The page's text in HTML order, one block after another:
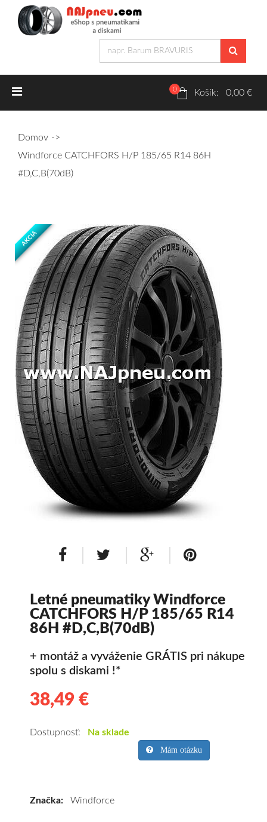
Letné pneumatiky
Dodávkové + malé úžitkové
Osobné/crossover + malé úžitkové
SUV/crossover + OFFRoad-ové
Dodávkové + malé úžitkové
Celoročné pneumatiky
Osobné/crossover + malé úžitkové
SUV/crossover + OFFRoad-ové
Dodávkové + malé úžitkové
Disky
Hliníkové / ALU disky / Elektróny
Plechové
Puklice na kolesá Kontakt
0 Košík: 0,00 €
Domov
Windforce CATCHFORS H/P 185/65 R14 86H
#D,C,B(70dB)
AKCIA
Letné pneumatiky Windforce
CATCHFORS H/P 185/65 R14
86H #D,C,B(70dB)
+ montáž a vyváženie GRÁTIS pri nákupe
spolu s diskami !*
38,49 €
pneumatiky
CATCHFORS
Dostupnosť: Na sklade
Mám otázku
Značka: Windforce